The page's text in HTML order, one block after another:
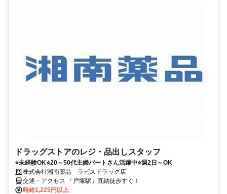
ドラッグストアのレジ・品出しスタッフ
⭐未経験OK⭐20～50代主婦パートさん活躍中⭐週2日～OK
株式会社湘南薬品 ラピスドラッグ店
交通・アクセス 「戸塚駅」直結徒歩すぐ！
時給1,225円以上